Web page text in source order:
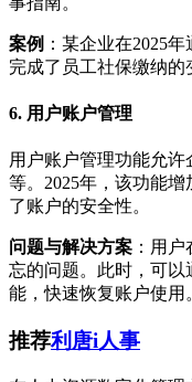
案例 ：某企业在2025
完成了员工社保缴纳的
6. 用户账户管理
用户账户管理功能允
等。2025年，该功能
了账户的安全性。
问题与解决方案 ：用
忘的问题。此时，可
能，快速恢复账户使用
推荐利唐i人事